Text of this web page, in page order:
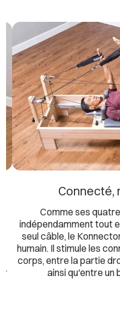
Connecté,
Comme ses
indépendamment tout
seul câble, le
humain. Il stimule les
corps, entre la partie
ainsi qu'entre un